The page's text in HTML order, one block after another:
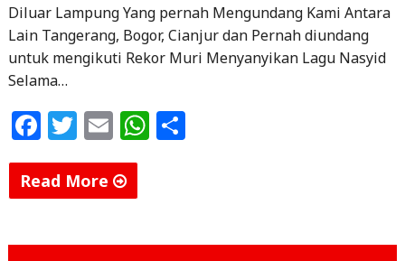
Diluar Lampung Yang pernah Mengundang Kami Antara
Lain Tangerang, Bogor, Cianjur dan Pernah diundang
untuk mengikuti Rekor Muri Menyanyikan Lagu Nasyid
Selama…
F
a
c
e
b
T
w
itt
e
r
E
m
ai
l
W
A
S
Read More